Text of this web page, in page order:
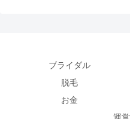
ブライダル
脱毛
お金